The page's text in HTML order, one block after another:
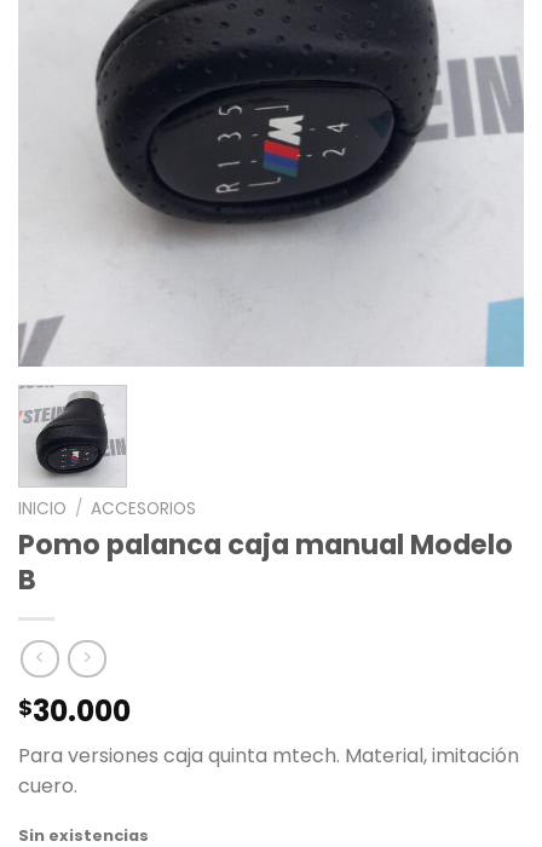
INICIO / ACCESORIOS
Pomo palanca caja manual Modelo
B
$30.000
Para versiones caja quinta mtech. Material, imitación
cuero.
Sin existencias